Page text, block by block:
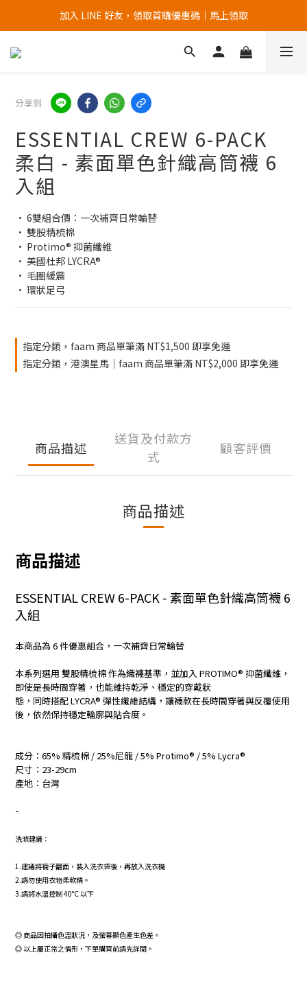
加入官網會員，首次購買 " 免運 "
加入 LINE 好友，領取首購優惠碼｜馬上領取
加入官網會員，首次購買 " 免運 "
分享到
ESSENTIAL CREW 6-PACK
柔白 - 素面單色針織高筒襪 6
入組
• 6雙組合價：一次補齊日常輪替
• 雙股精梳棉
• Protimo® 抑菌纖維
• 美國杜邦 LYCRA®
• 毛圈緩震
• 環狀足弓
指定分類，faam 商品單筆滿 NT$1,500 即享免運
指定分類，港澳星馬｜faam 商品單筆滿 NT$2,000 即享免運
商品描述
送貨及付款方
式
顧客評價
商品描述
商品描述
ESSENTIAL CREW 6-PACK - 素面單色針織高筒襪 6
入組
本商品為 6 件優惠組合，一次補齊日常輪替
本系列選用 雙股精梳棉 作為織襪基準，並加入 PROTIMO® 抑菌纖維，
即使是長時間穿著，也能維持乾淨、穩定的穿戴狀
態，同時搭配 LYCRA® 彈性纖維結構，讓襪款在長時間穿著與反覆使用
後，依然保持穩定輪廓與貼合度。
成分：65% 精梳棉 / 25%尼龍 / 5% Protimo® / 5% Lycra®
尺寸：23-29cm
產地：台灣
-
洗滌建議：
1.建議將襪子翻面，裝入洗衣袋後，再放入洗衣機
2.請勿使用衣物柔軟精。
3.請將水溫控制 40°C 以下
◎ 商品因拍攝色溫狀況，及螢幕顯色產生色差。
◎ 以上屬正常之情形，下單購買前請先詳閱。